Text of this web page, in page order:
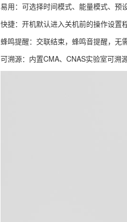
易用：可选择时间模式、能量模式、
快捷：开机默认进入关机前的操作设置
蜂鸣提醒：交联结束，蜂鸣音提醒，无
可溯源：内置CMA、CNAS实验室可溯